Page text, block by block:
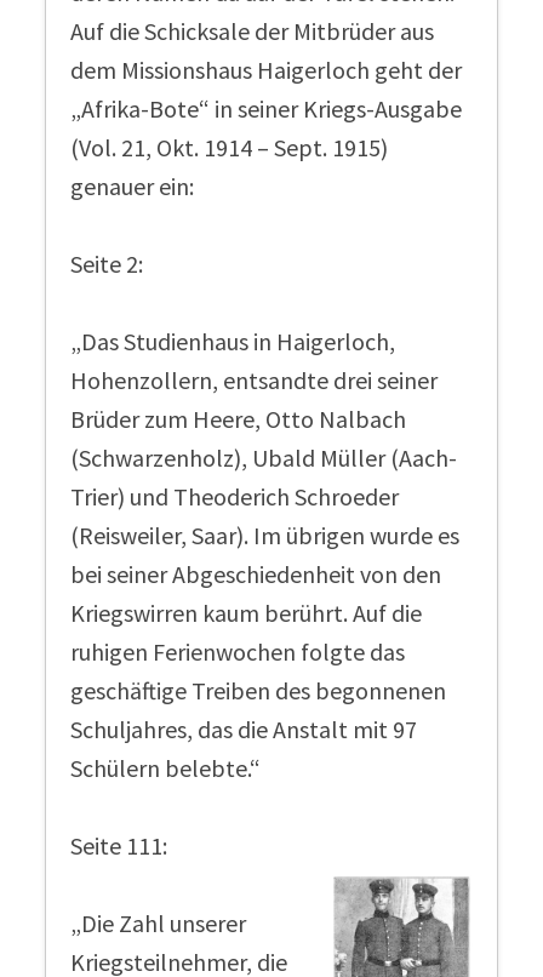
Auf die Schicksale der Mitbrüder aus
dem Missionshaus Haigerloch geht der
„Afrika-Bote“ in seiner Kriegs-Ausgabe
(Vol. 21, Okt. 1914 – Sept. 1915)
genauer ein:
Seite 2:
„Das Studienhaus in Haigerloch,
Hohenzollern, entsandte drei seiner
Brüder zum Heere, Otto Nalbach
(Schwarzenholz), Ubald Müller (Aach-
Trier) und Theoderich Schroeder
(Reisweiler, Saar). Im übrigen wurde es
bei seiner Abgeschiedenheit von den
Kriegswirren kaum berührt. Auf die
ruhigen Ferienwochen folgte das
geschäftige Treiben des begonnenen
Schuljahres, das die Anstalt mit 97
Schülern belebte.“
Seite 111:
„Die Zahl unserer
Kriegsteilnehmer, die